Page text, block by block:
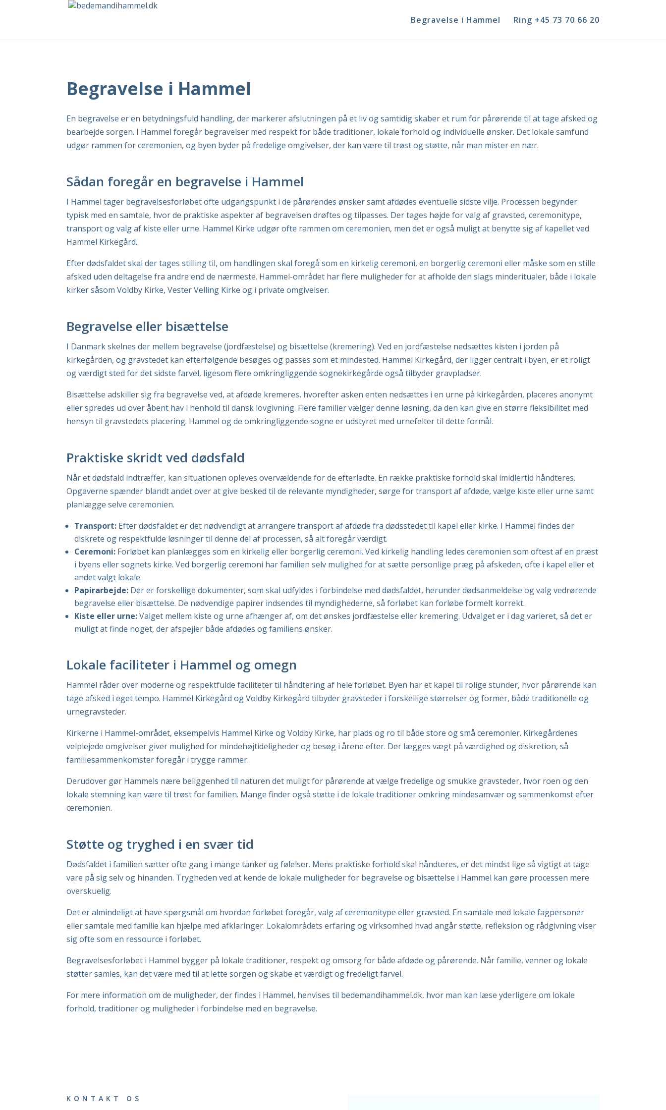
Begravelse i Hammel Ring +45 73 70 66 20
Begravelse i Hammel
En begravelse er en betydningsfuld handling, der markerer afslutningen på et liv og samtidig skaber et rum for pårørende til at tage afsked og
bearbejde sorgen. I Hammel foregår begravelser med respekt for både traditioner, lokale forhold og individuelle ønsker. Det lokale samfund
udgør rammen for ceremonien, og byen byder på fredelige omgivelser, der kan være til trøst og støtte, når man mister en nær.
Sådan foregår en begravelse i Hammel
I Hammel tager begravelsesforløbet ofte udgangspunkt i de pårørendes ønsker samt afdødes eventuelle sidste vilje. Processen begynder
typisk med en samtale, hvor de praktiske aspekter af begravelsen drøftes og tilpasses. Der tages højde for valg af gravsted, ceremonitype,
transport og valg af kiste eller urne. Hammel Kirke udgør ofte rammen om ceremonien, men det er også muligt at benytte sig af kapellet ved
Hammel Kirkegård.
Efter dødsfaldet skal der tages stilling til, om handlingen skal foregå som en kirkelig ceremoni, en borgerlig ceremoni eller måske som en stille
afsked uden deltagelse fra andre end de nærmeste. Hammel-området har flere muligheder for at afholde den slags minderitualer, både i lokale
kirker såsom Voldby Kirke, Vester Velling Kirke og i private omgivelser.
Begravelse eller bisættelse
I Danmark skelnes der mellem begravelse (jordfæstelse) og bisættelse (kremering). Ved en jordfæstelse nedsættes kisten i jorden på
kirkegården, og gravstedet kan efterfølgende besøges og passes som et mindested. Hammel Kirkegård, der ligger centralt i byen, er et roligt
og værdigt sted for det sidste farvel, ligesom flere omkringliggende sognekirkegårde også tilbyder gravpladser.
Bisættelse adskiller sig fra begravelse ved, at afdøde kremeres, hvorefter asken enten nedsættes i en urne på kirkegården, placeres anonymt
eller spredes ud over åbent hav i henhold til dansk lovgivning. Flere familier vælger denne løsning, da den kan give en større fleksibilitet med
hensyn til gravstedets placering. Hammel og de omkringliggende sogne er udstyret med urnefelter til dette formål.
Praktiske skridt ved dødsfald
Når et dødsfald indtræffer, kan situationen opleves overvældende for de efterladte. En række praktiske forhold skal imidlertid håndteres.
Opgaverne spænder blandt andet over at give besked til de relevante myndigheder, sørge for transport af afdøde, vælge kiste eller urne samt
planlægge selve ceremonien.
Transport: Efter dødsfaldet er det nødvendigt at arrangere transport af afdøde fra dødsstedet til kapel eller kirke. I Hammel findes der
diskrete og respektfulde løsninger til denne del af processen, så alt foregår værdigt.
Ceremoni: Forløbet kan planlægges som en kirkelig eller borgerlig ceremoni. Ved kirkelig handling ledes ceremonien som oftest af en præst
i byens eller sognets kirke. Ved borgerlig ceremoni har familien selv mulighed for at sætte personlige præg på afskeden, ofte i kapel eller et
andet valgt lokale.
Papirarbejde: Der er forskellige dokumenter, som skal udfyldes i forbindelse med dødsfaldet, herunder dødsanmeldelse og valg vedrørende
begravelse eller bisættelse. De nødvendige papirer indsendes til myndighederne, så forløbet kan forløbe formelt korrekt.
Kiste eller urne:Valget mellem kiste og urne afhænger af, om det ønskes jordfæstelse eller kremering. Udvalget er i dag varieret, så det er
muligt at finde noget, der afspejler både afdødes og familiens ønsker.
Lokale faciliteter i Hammel og omegn
Hammel råder over moderne og respektfulde faciliteter til håndtering af hele forløbet. Byen har et kapel til rolige stunder, hvor pårørende kan
tage afsked i eget tempo. Hammel Kirkegård og Voldby Kirkegård tilbyder gravsteder i forskellige størrelser og former, både traditionelle og
urnegravsteder.
Kirkerne i Hammel-området, eksempelvis Hammel Kirke og Voldby Kirke, har plads og ro til både store og små ceremonier. Kirkegårdenes
velplejede omgivelser giver mulighed for mindehøjtideligheder og besøg i årene efter. Der lægges vægt på værdighed og diskretion, så
familiesammenkomster foregår i trygge rammer.
Derudover gør Hammels nære beliggenhed til naturen det muligt for pårørende at vælge fredelige og smukke gravsteder, hvor roen og den
lokale stemning kan være til trøst for familien. Mange finder også støtte i de lokale traditioner omkring mindesamvær og sammenkomst efter
ceremonien.
Støtte og tryghed i en svær tid
Dødsfaldet i familien sætter ofte gang i mange tanker og følelser. Mens praktiske forhold skal håndteres, er det mindst lige så vigtigt at tage
vare på sig selv og hinanden. Trygheden ved at kende de lokale muligheder for begravelse og bisættelse i Hammel kan gøre processen mere
overskuelig.
Det er almindeligt at have spørgsmål om hvordan forløbet foregår, valg af ceremonitype eller gravsted. En samtale med lokale fagpersoner
eller samtale med familie kan hjælpe med afklaringer. Lokalområdets erfaring og virksomhed hvad angår støtte, refleksion og rådgivning viser
sig ofte som en ressource i forløbet.
Begravelsesforløbet i Hammel bygger på lokale traditioner, respekt og omsorg for både afdøde og pårørende. Når familie, venner og lokale
støtter samles, kan det være med til at lette sorgen og skabe et værdigt og fredeligt farvel.
For mere information om de muligheder, der findes i Hammel, henvises til bedemandihammel.dk, hvor man kan læse yderligere om lokale
forhold, traditioner og muligheder i forbindelse med en begravelse.
KONTAKT OS